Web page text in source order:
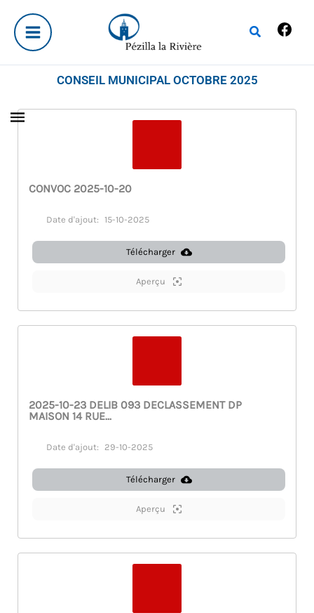
contenu
Rechercher
CONSEIL MUNICIPAL OCTOBRE 2025
CONVOC 2025-10-20
Date d'ajout: 15-10-2025
Télécharger
Aperçu
2025-10-23 DELIB 093 DECLASSEMENT DP
MAISON 14 RUE...
Date d'ajout: 29-10-2025
Télécharger
Aperçu